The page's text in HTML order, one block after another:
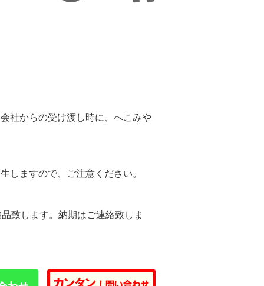
社からの受け渡し時に、へこみや
しますので、ご注意ください。
致します。納期はご連絡致しま